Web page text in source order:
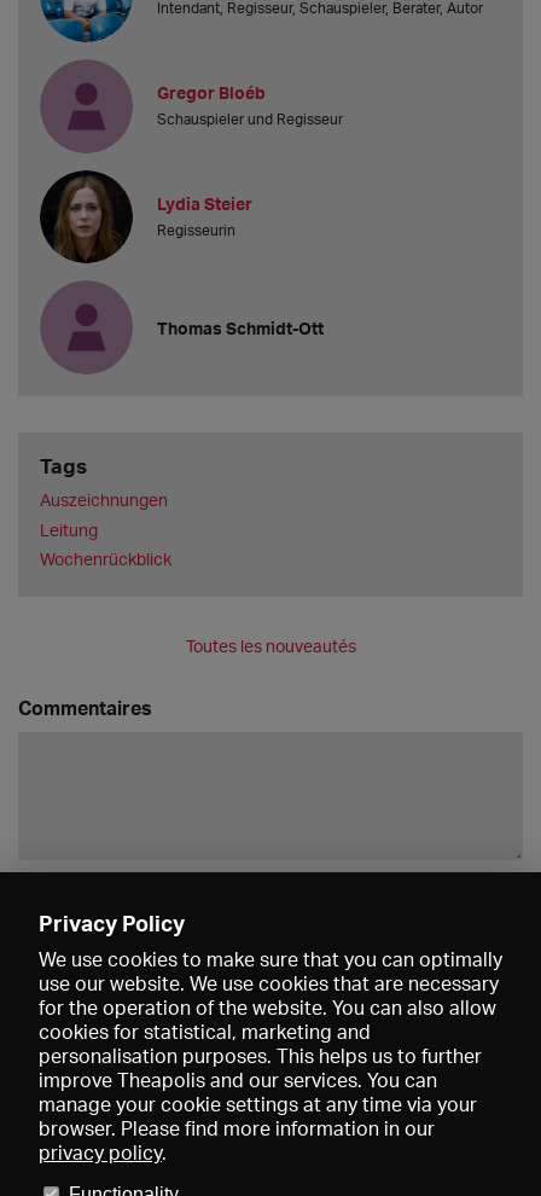
Intendant, Regisseur, Schauspieler, Berater, Autor
Gregor Bloéb
Schauspieler und Regisseur
Lydia Steier
Regisseurin
Thomas Schmidt-Ott
Tags
Auszeichnungen
Leitung
Wochenrückblick
Toutes les nouveautés
Commentaires
Privacy Policy
We use cookies to make sure that you can optimally
use our website. We use cookies that are necessary
for the operation of the website. You can also allow
cookies for statistical, marketing and
personalisation purposes. This helps us to further
improve Theapolis and our services. You can
manage your cookie settings at any time via your
browser. Please find more information in our
privacy policy.